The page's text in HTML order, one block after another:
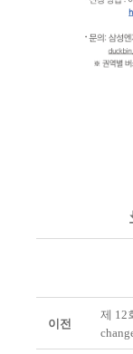
이전
제 12